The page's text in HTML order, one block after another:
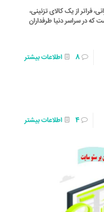
از یک کالای تزئینی،
که در سراسر دنیا طرفداران
8 اطلاعات بیشتر
4 اطلاعات بیشتر